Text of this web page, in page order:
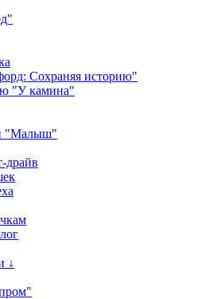
Сохраняя историю"
"У камина"
"Малыш"
драйв
↓